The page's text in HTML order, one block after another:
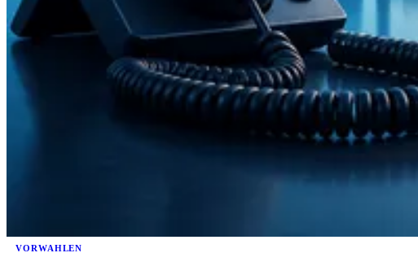
VORWAHLEN